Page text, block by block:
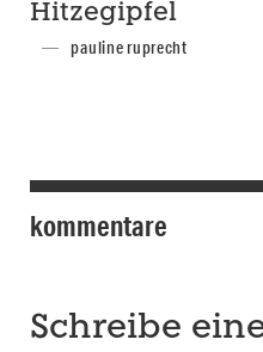
Hitzegipfel
pauline ruprecht
kommentare
Schreibe